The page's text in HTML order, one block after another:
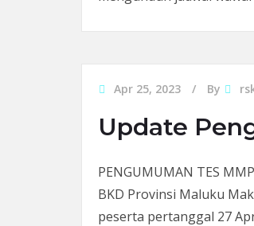
Apr 25, 2023 By
Update
PENGUMUMAN TES
BKD Provinsi Maluku
peserta pertanggal 27